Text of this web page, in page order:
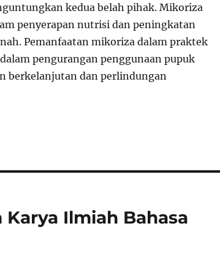
kedua belah pihak. Mikoriza
penyerapan nutrisi dan peningkatan
Pemanfaatan mikoriza dalam praktek
pengurangan penggunaan pupuk
berkelanjutan dan perlindungan
Ilmiah Bahasa